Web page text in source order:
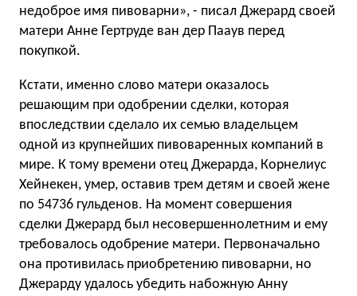
недоброе имя пивоварни», - писал Джерард своей
матери Анне Гертруде ван дер Пааув перед
покупкой.
Кстати, именно слово матери оказалось
решающим при одобрении сделки, которая
впоследствии сделало их семью владельцем
одной из крупнейших пивоваренных компаний в
мире. К тому времени отец Джерарда, Корнелиус
Хейнекен, умер, оставив трем детям и своей жене
по 54736 гульденов. На момент совершения
сделки Джерард был несовершеннолетним и ему
требовалось одобрение матери. Первоначально
она противилась приобретению пивоварни, но
Джерарду удалось убедить набожную Анну